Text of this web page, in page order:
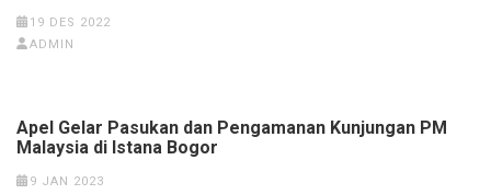
19 DES 2022
ADMIN
Apel Gelar Pasukan dan Pengamanan Kunjungan PM
Malaysia di Istana Bogor
9 JAN 2023